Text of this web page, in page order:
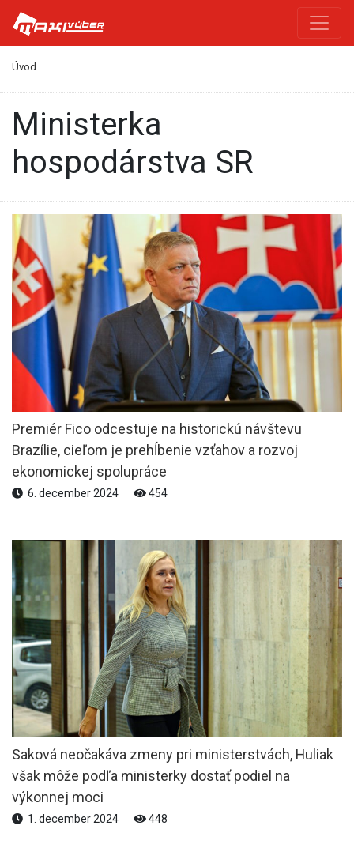
Úvod
Ministerka
hospodárstva SR
Premiér Fico odcestuje na historickú návštevu
Brazílie, cieľom je prehĺbenie vzťahov a rozvoj
ekonomickej spolupráce
6. december 2024 454
Saková neočakáva zmeny pri ministerstvách, Huliak
však môže podľa ministerky dostať podiel na
výkonnej moci
1. december 2024 448